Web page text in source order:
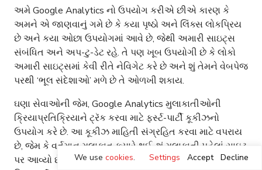
We use cookies. Settings Decline
Accept
અમે Google Analytics નો ઉપયોગ કરીએ છીએ કારણ કે
અમને એ જાણવાનું ગમે છે કે કયા પૃષ્ઠો અને લિંક્સ લોકપ્રિય
છે અને કયા ઓછા ઉપયોગમાં આવે છે, જેથી અમારી સાઇટ્સ
સંબંધિત અને અપ-ટુ-ડેટ રહે. તે પણ ખૂબ ઉપયોગી છે કે લોકો
અમારી સાઇટ્સમાં કેવી રીતે નેવિગેટ કરે છે અને શું તેમને વેબપેજ
પરથી ‘ભૂલ સંદેશાઓ’ મળે છે તે ઓળખી શકાય.
ઘણા સેવાઓની જેમ, Google Analytics મુલાકાતીઓની
ક્રિયાપ્રતિક્રિયાને ટ્રૅક કરવા માટે ફર્સ્ટ-પાર્ટી કૂકીઝનો
ઉપયોગ કરે છે. આ કૂકીઝ માહિતી સંગ્રહિત કરવા માટે વપરાય
છે, જેમ કે વર્તમાન મુલાકાત ક્યારે થઈ, શું મુલાકાતી પહેલાં સાઇટ
પર આવ્યો છે કે નહીં, અને કઈ સાઇટે મુલાકાતીને વેબપેજ પર